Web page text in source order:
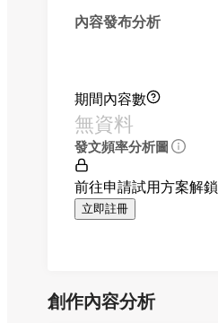
內容發布分析
期間內容數
無資料
發文頻率分析圖
前往申請試用方案解鎖
立即註冊
創作內容分析